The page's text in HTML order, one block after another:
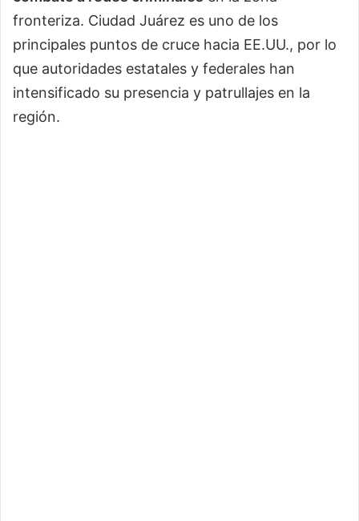
fronteriza. Ciudad Juárez es uno de los
principales puntos de cruce hacia EE.UU., por lo
que autoridades estatales y federales han
intensificado su presencia y patrullajes en la
región.